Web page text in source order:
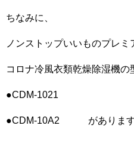
ちなみに、
ノンストップいいものプレミ
コロナ冷風衣類乾燥除湿機の
●CDM-1021
●CDM-10A2 があります